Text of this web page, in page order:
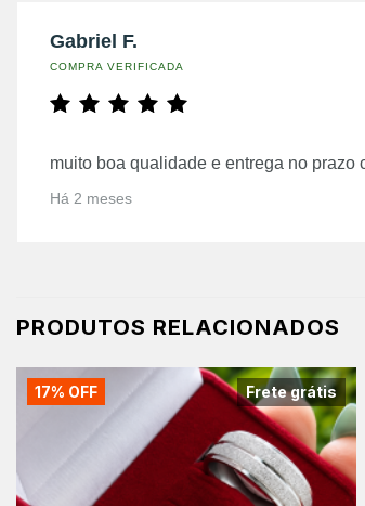
Gabriel F.
COMPRA VERIFICADA
muito boa qualidade e entrega no prazo
Há 2 meses
PRODUTOS RELACIONADOS
Frete grátis
17% OFF